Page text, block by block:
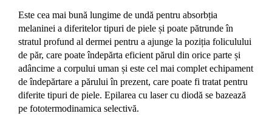
Este cea mai bună lungime de undă pentru absorbția
melaninei a diferitelor tipuri de piele și poate pătrunde în
stratul profund al dermei pentru a ajunge la poziția foliculului
de păr, care poate îndepărta eficient părul din orice parte și
adâncime a corpului uman și este cel mai complet echipament
de îndepărtare a părului în prezent, care poate fi tratat pentru
diferite tipuri de piele. Epilarea cu laser cu diodă se bazează
pe fototermodinamica selectivă.